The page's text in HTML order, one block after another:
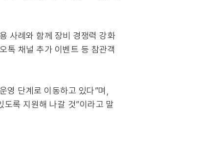
사례와 함께 장비 경쟁력 강화
톡 채널 추가 이벤트 등 참관객
단계로 이동하고 있다”며,
록 지원해 나갈 것”이라고 말